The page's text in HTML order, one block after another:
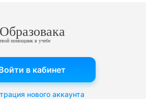
Образовака
твой помощник в учебе
в кабинет
нового аккаунта